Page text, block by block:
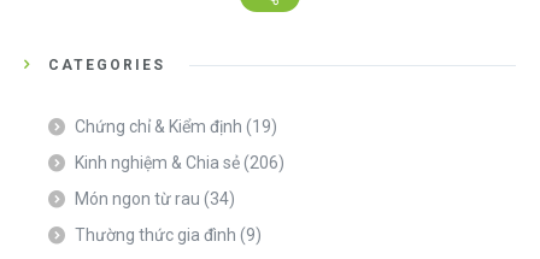
CATEGORIES
Chứng chỉ & Kiểm định (19)
Kinh nghiệm & Chia sẻ(206)
Món ngon từ rau (34)
Thường thức gia đình (9)